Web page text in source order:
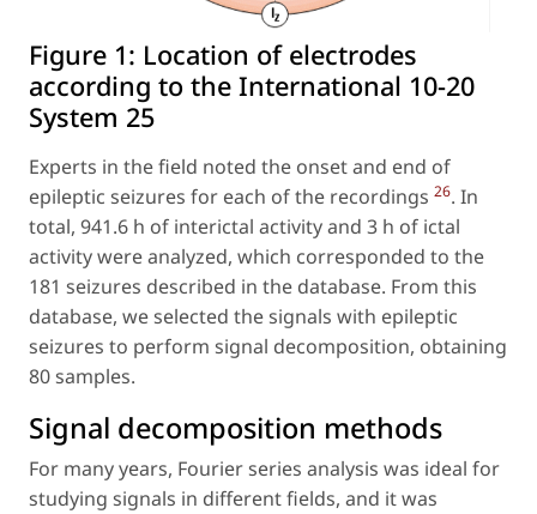
Figure 1: Location of electrodes
according to the International 10-20
System 25
Experts in the field noted the onset and end of
epileptic seizures for each of the recordings 26. In
total, 941.6 h of interictal activity and 3 h of ictal
activity were analyzed, which corresponded to the
181 seizures described in the database. From this
database, we selected the signals with epileptic
seizures to perform signal decomposition, obtaining
80 samples.
Signal decomposition methods
For many years, Fourier series analysis was ideal for
studying signals in different fields, and it was